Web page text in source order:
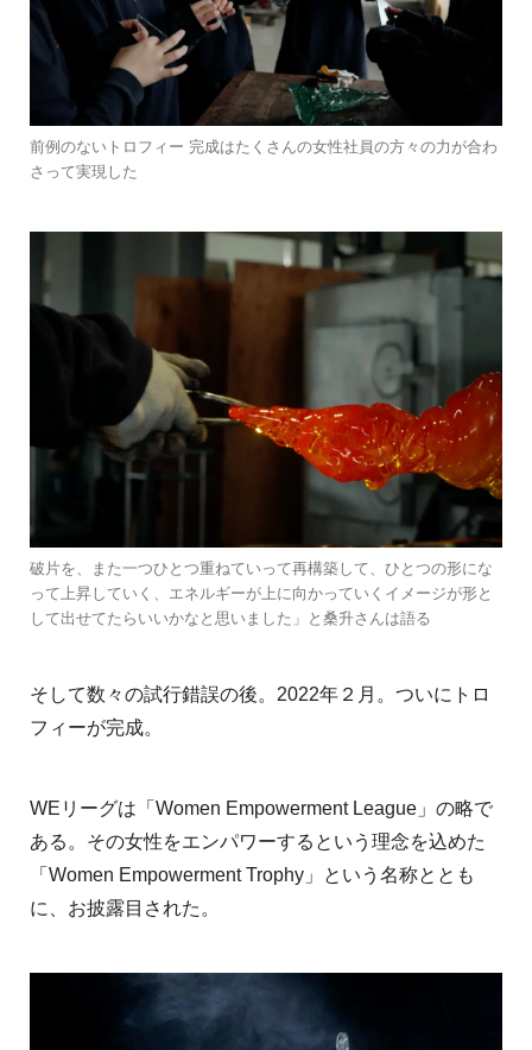
前例のないトロフィー 完成はたくさんの女性社員の方々の力が合わ
さって実現した
破片を、また一つひとつ重ねていって再構築して、ひとつの形にな
って上昇していく、エネルギーが上に向かっていくイメージが形と
して出せてたらいいかなと思いました」と桑升さんは語る
そして数々の試行錯誤の後。2022年２月。ついにトロ
フィーが完成。
WEリーグは「Women Empowerment League」の略で
ある。その女性をエンパワーするという理念を込めた
「Women Empowerment Trophy」という名称ととも
に、お披露目された。